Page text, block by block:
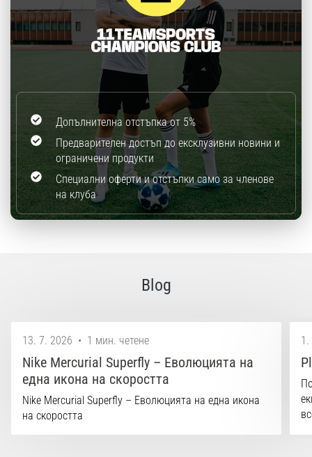
Допълнителна отстъпка от 5%
Предварителен достъп до ексклузивни новини и
ограничени продукти
Специални оферти и отстъпки само за членове
на клуба
Blog
13. 7. 2026 • 1 мин. четене
Nike Mercurial Superfly – Еволюцията на
една икона на скоростта
Nike Mercurial Superfly – Еволюцията на една икона
на скоростта
1.